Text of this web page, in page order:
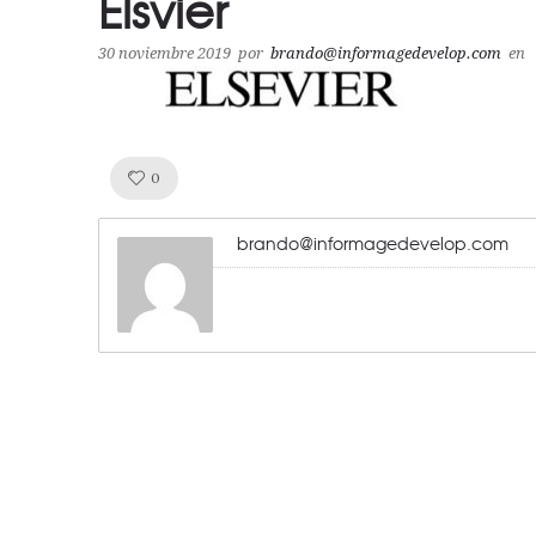
30 noviembre 2019 por brando@informagedevelop.com en
0
brando@informagedevelop.com